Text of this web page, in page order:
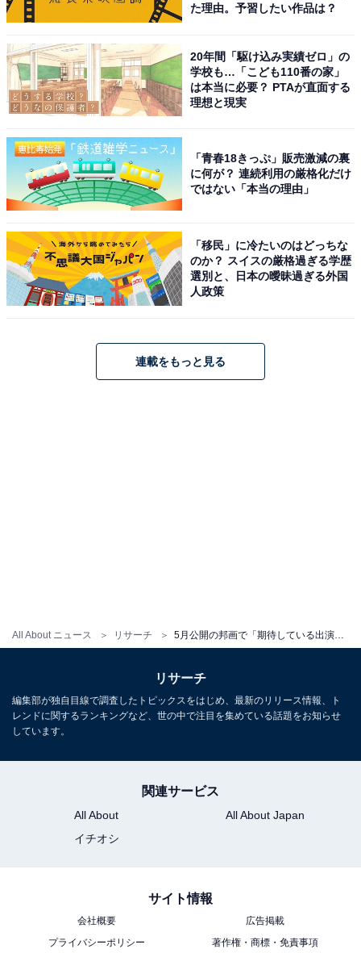
All About ニュース リサーチ
回答者コメント
「山下智久のファンなので、どんな演技をするか楽
しみだから」（30代女性／東京都）
「好きな俳優さんや映画で活躍されてる方なので次
はどんな演技をされてるか気になりました！」（30
代女性／岐阜県）
「圧倒的な華があり、彼の演技を見るだけでドラマ
の世界観に引き込まれるからです。嘘をつけないと
も大きな期待を寄せています」（40代女性／鹿児島
劇場に見に行きたい「5月公開の海外映画」ラン
キング！ 2位「スター・ウォーズ／マンダロリ
アン・アンド・グローグー」を抑えた1位は？
【2026年調査】
た理由。予習したい作品は？
20年間「駆け込み実績ゼロ」の
学校も…「こども110番の家」
は本当に必要？ PTAが直面する
理想と現実
「青春18きっぷ」販売激減の裏
に何が？ 連続利用の厳格化だけ
ではない「本当の理由」
「移民」に冷たいのはどっちな
のか？ スイスの厳格過ぎる学歴
選別と、日本の曖昧過ぎる外国
人政策
連載をもっと見る
リサーチ
編集部が独自目線で調査したトピックスをはじめ、最新のリリース情報、ト
レンドに関するランキングなど、世の中で注目を集めている話題をお知らせ
しています。
関連サービス
All About
All About Japan
イチオシ
サイト情報
会社概要
広告掲載
プライバシーポリシー
著作権・商標・免責事項